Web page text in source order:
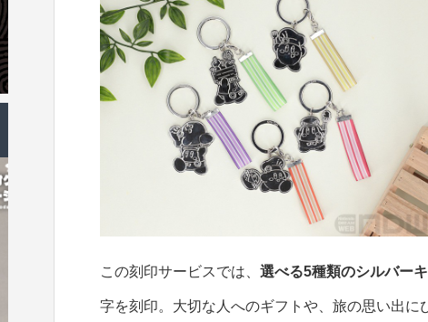
この刻印サービスでは、 選べる5種類のシルバー
字を刻印。大切な人へのギフトや、旅の思い出に